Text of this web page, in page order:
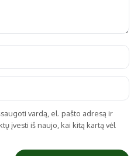
vardą, el. pašto adresą ir
įvesti iš naujo, kai kitą kartą vėl